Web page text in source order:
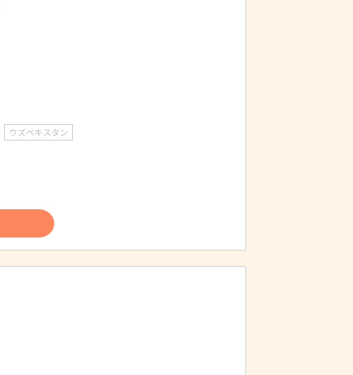
ウズベキスタン